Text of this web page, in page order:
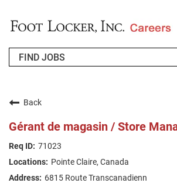
FAQS
JOIN OUR TALENT COMMUNITY
Back
Gérant de magasin / Store
71023
Pointe Claire, Canada
6815 Route Transcanadienn